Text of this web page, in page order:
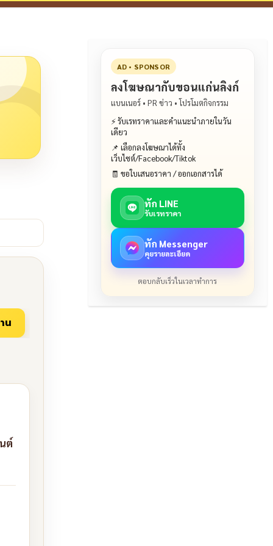
ต์
AD • SPONSOR
ลงโฆษณากับขอนแก่นลิงก์
แบนเนอร์ • PR ข่าว • โปรโมตกิจกรรม
⚡ รับเรทราคาและคำแนะนำภายในวัน
เดียว
📌 เลือกลงโฆษณาได้ทั้ง
เว็บไซต์/Facebook/Tiktok
🧾 ขอใบเสนอราคา / ออกเอกสารได้
ทัก LINE
รับเรทราคา
ทัก Messenger
คุยรายละเอียด
ตอบกลับเร็วในเวลาทำการ